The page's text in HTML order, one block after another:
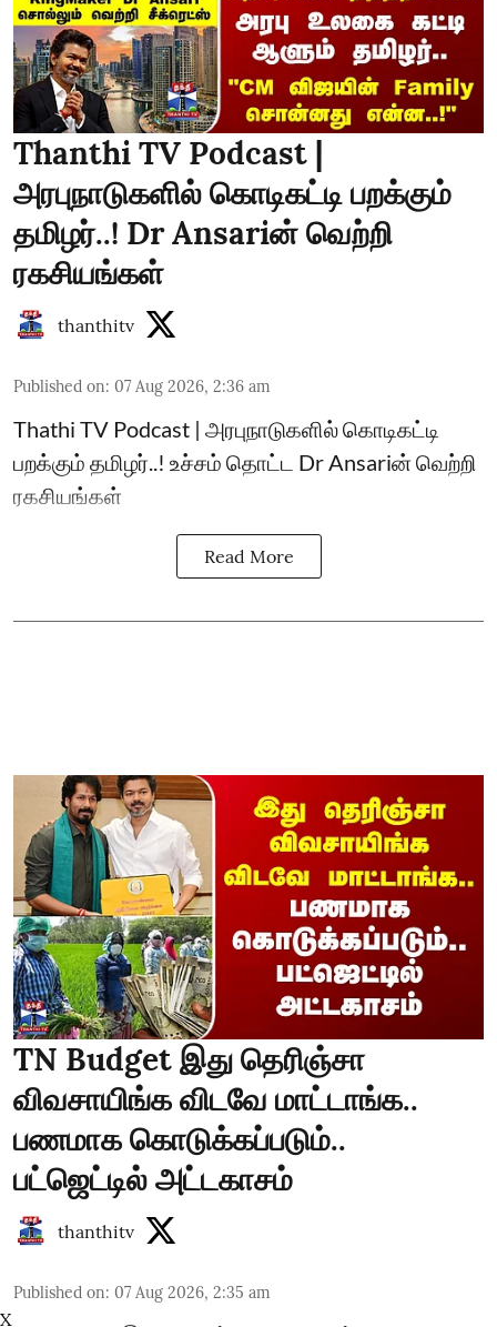
Thanthi TV Podcast |
அரபுநாடுகளில் கொடிகட்டி பறக்கும்
தமிழர்..! Dr Ansariன் வெற்றி
ரகசியங்கள்
thanthitv
Published on: 07 Aug 2026, 2:36 am
Thathi TV Podcast | அரபுநாடுகளில் கொடிகட்டி
பறக்கும் தமிழர்..! உச்சம் தொட்ட Dr Ansariன் வெற்றி
ரகசியங்கள்
Read More
TN Budget இது தெரிஞ்சா
விவசாயிங்க விடவே மாட்டாங்க..
பணமாக கொடுக்கப்படும்..
பட்ஜெட்டில் அட்டகாசம்
thanthitv
Published on: 07 Aug 2026, 2:35 am
X